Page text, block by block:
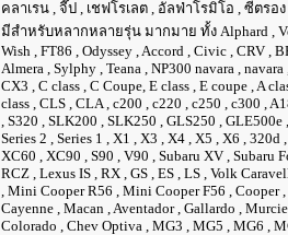
คลาเรน , จี๊ป , เชฟโรเลต , อัลฟ่าโรมิโอ , ซีตร
มีสำหรับหลากหลายรุ่น มากมาย ทั้ง Alphard ,
Wish , FT86 , Odyssey , Accord , Civic , CRV ,
Almera , Sylphy , Teana , NP300 navara ,
CX3 , C class , C Coupe, E class , E coupe , A
class , CLS , CLA , c200 , c220 , c250 , c300 ,
, S320 , SLK200 , SLK250 , GLS250 , GLE500e
Series 2 , Series 1 , X1 , X3 , X4 , X5 , X6 ,
XC60 , XC90 , S90 , V90 , Subaru XV , Subaru
RCZ , Lexus IS , RX , GS , ES , LS , Volk
, Mini Cooper R56 , Mini Cooper F56 , Cooper
Cayenne , Macan , Aventador , Gallardo ,
Colorado , Chev Optiva , MG3 , MG5 , MG6 ,